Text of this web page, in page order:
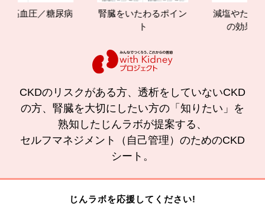
／糖尿病
腎臓をいたわるポイン
減塩やたんぱく質管
の効果と重要性
CKDのリスクがある方、透析をしていないCKD
の方、腎臓を大切にしたい方の「知りたい」を
熟知したじんラボが提案する、
セルフマネジメント（自己管理）のためのCKD
シート。
じんラボを応援してください!